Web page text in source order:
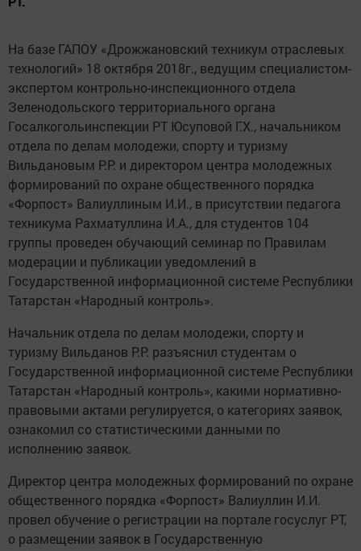
На базе ГАПОУ «Дрожжановский техникум отраслевых
технологий» 18 октября 2018г., ведущим специалистом-
экспертом контрольно-инспекционного отдела
Зеленодольского территориального органа
Госалкогольинспекции РТ Юсуповой Г.Х., начальником
отдела по делам молодежи, спорту и туризму
Вильдановым Р.Р. и директором центра молодежных
формирований по охране общественного порядка
«Форпост» Валиуллиным И.И., в присутствии педагога
техникума Рахматуллина И.А., для студентов 104
группы проведен обучающий семинар по Правилам
модерации и публикации уведомлений в
Государственной информационной системе Республики
Татарстан «Народный контроль».
Начальник отдела по делам молодежи, спорту и
туризму Вильданов Р.Р. разъяснил студентам о
Государственной информационной системе Республики
Татарстан «Народный контроль», какими нормативно-
правовыми актами регулируется, о категориях заявок,
ознакомил со статистическими данными по
исполнению заявок.
Директор центра молодежных формирований по охране
общественного порядка «Форпост» Валиуллин И.И.
провел обучение о регистрации на портале госуслуг РТ,
о размещении заявок в Государственную